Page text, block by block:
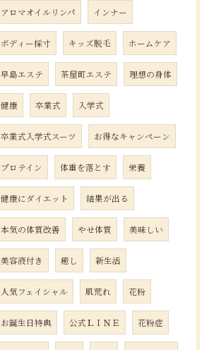
アロマオイルリンパ インナー
ボディー採寸 キッズ脱毛 ホームケア
早島エステ 茶屋町エステ 理想の身体
健康 卒業式 入学式
卒業式入学式スーツ お得なキャンペーン
プロテイン 体重を落とす 栄養
健康にダイエット 結果が出る
本気の体質改善 やせ体質 美味しい
美容液付き 癒し 新生活
人気フェイシャル 肌荒れ 花粉
お誕生日特典 公式ＬＩＮＥ 花粉症